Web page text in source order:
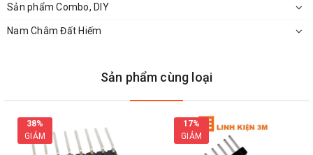
Template file: 512 bytes
Dung lượng lưu trữ: 1000
FRR (FRR): < 1% (mức an toàn 3)
Tốc độ truyền(UART): (9600 x N) BPS trong đó N=1 ~ 12
(giá trị mặc định N=6, cụ thể là 57600bps).
Sản phẩm Combo, DIY
Nam Châm Đất Hiếm
Sản phẩm cùng loại
38%
GIẢM
17%
GIẢM